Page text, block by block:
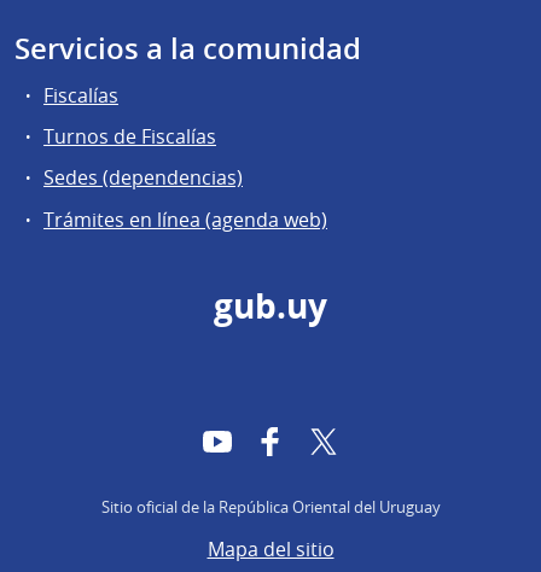
Servicios a la comunidad
Fiscalías
Turnos de Fiscalías
Sedes (dependencias)
Trámites en línea (agenda web)
gub.uy
YouTubeFacebook
Sitio oficial de la República Oriental del Uruguay
Mapa del sitio